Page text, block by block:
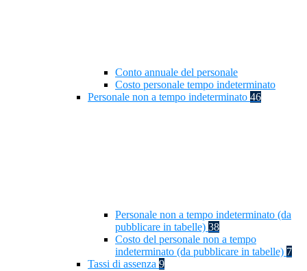
Conto annuale del personale
Costo personale tempo indeterminato
Personale non a tempo indeterminato 46
Personale non a tempo indeterminato (da
pubblicare in tabelle) 38
Costo del personale non a tempo
indeterminato (da pubblicare in tabelle) 7
Tassi di assenza 9